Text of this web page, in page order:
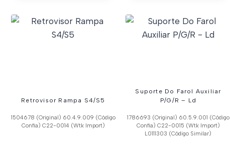
Retrovisor Rampa S4/S5
1504678 (Original) 60.4.9.009 (Código
Confia) C22-0014 (Wtk Import)
Suporte Do Farol Auxiliar
P/G/R – Ld
1786693 (Original) 60.5.9.001 (Código
Confia) C22-0015 (Wtk Import)
L0111303 (Código Similar)